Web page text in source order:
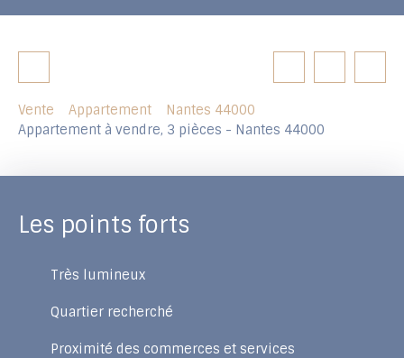
Vente Appartement
Nantes 44000
Appartement à vendre, 3 pièces - Nantes 44000
Les points forts
Très lumineux
Quartier recherché
Proximité des commerces et services